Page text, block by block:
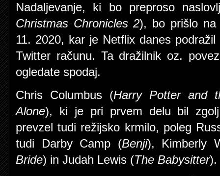
Nadaljevanje, ki bo preproso
Christmas Chronicles 2), bo prišlo na
11. 2020, kar je Netflix danes
Twitter računu. Ta dražilnik oz.
ogledate spodaj.
Chris Columbus (Harry Potter and
Alone), ki je pri prvem delu bil zgolj
prevzel tudi režijsko krmilo, poleg
tudi Darby Camp (Benji), Kimberly
Bride) in Judah Lewis (The Babysitter).